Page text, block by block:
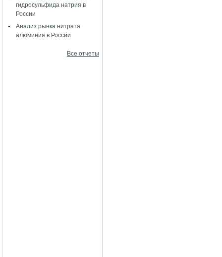
гидросульфида натрия в
России
Анализ рынка нитрата
алюминия в России
Все отчеты